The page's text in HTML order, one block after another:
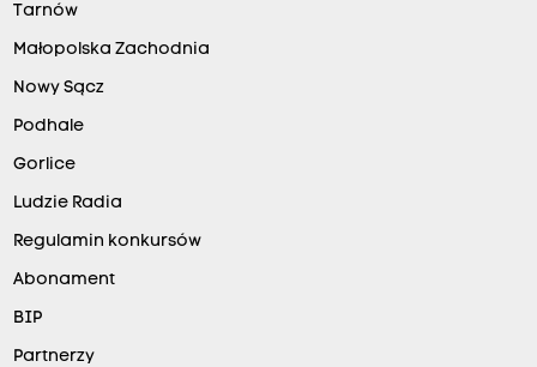
Tarnów
Małopolska Zachodnia
Nowy Sącz
Podhale
Gorlice
Ludzie Radia
Regulamin konkursów
Abonament
BIP
Partnerzy